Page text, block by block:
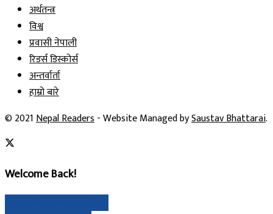
अर्थतन्त्र
विश्व
प्रवासी नेपाली
रिडर्स डिस्कोर्स
अन्तर्वार्ता
हाम्रो बारे
© 2021Nepal Readers- Website Managed bySaustav Bhattarai.
Welcome Back!